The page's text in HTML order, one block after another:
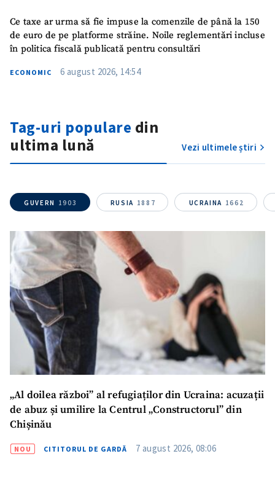
Ce taxe ar urma să fie impuse la comenzile de până la 150
de euro de pe platforme străine. Noile reglementări incluse
în politica fiscală publicată pentru consultări
ECONOMIC 6 august 2026, 14:54
Tag-uri populare din
ultima lună
Vezi ultimele știri
GUVERN 1903 RUSIA 1887 UCRAINA 1662
„Al doilea război” al refugiaților din Ucraina: acuzații
de abuz și umilire la Centrul „Constructorul” din
Chișinău
NOU CITITORUL DE GARDĂ 7 august 2026, 08:06
ȘTIREA MEA
Titlu știre+ Adaugă titlu
Fotografie
+ Încarcă imagine
+ Mesajul știrei